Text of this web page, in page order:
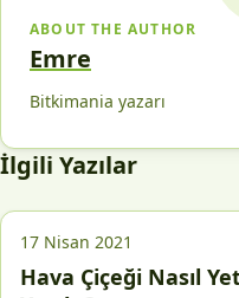
ABOUT THE AUTHOR
Emre
Bitkimania yazarı
İlgili Yazılar
17 Nisan 2021
Hava Çiçeği Nasıl